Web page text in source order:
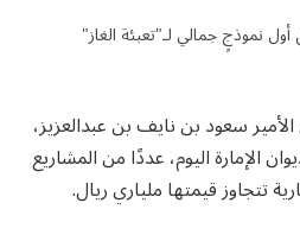
سعود بن نايف بن عبدالعزيز،
الإمارة اليوم، عددًا من المشاريع
تتجاوز قيمتها ملياري ريال.